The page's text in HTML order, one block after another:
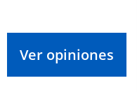
Ver opiniones